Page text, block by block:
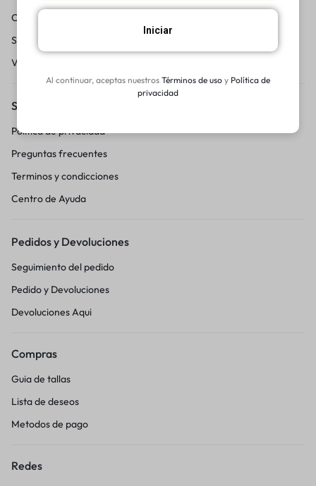
Conviértete en vendedor
Sobre nosotros
Vende con 20lukas
Servicio al Cliente
Politica de privacidad
Preguntas frecuentes
Terminos y condicciones
Centro de Ayuda
Pedidos y Devoluciones
Seguimiento del pedido
Pedido y Devoluciones
Devoluciones Aqui
Compras
Guia de tallas
Lista de deseos
Metodos de pago
Redes
Iniciar
Al continuar, aceptas nuestros Términos de uso y Política de
privacidad